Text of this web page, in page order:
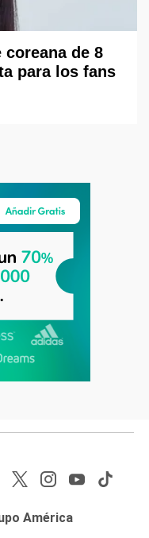
de 8
para los fans
América